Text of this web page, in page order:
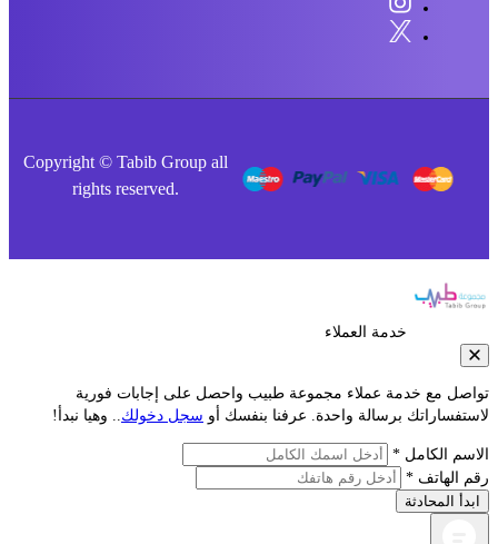
Copyright © Tabib Group all
rights reserved.
خدمة العملاء
مع خدمة عملاء مجموعة طبيب واحصل على إجابات فورية
برسالة واحدة. عرفنا بنفسك أوسجل دخولك.. وهيا نبدأ!
الكامل *
الهاتف *
المحادثة